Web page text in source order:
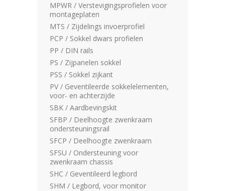
MPWR / Verstevigingsprofielen voor
montageplaten
MTS / Zijdelings invoerprofiel
PCP / Sokkel dwars profielen
PP / DIN rails
PS / Zijpanelen sokkel
PSS / Sokkel zijkant
PV / Geventileerde sokkelelementen,
voor- en achterzijde
SBK / Aardbevingskit
SFBP / Deelhoogte zwenkraam
ondersteuningsrail
SFCP / Deelhoogte zwenkraam
SFSU / Ondersteuning voor
zwenkraam chassis
SHC / Geventileerd legbord
SHM / Legbord, voor monitor